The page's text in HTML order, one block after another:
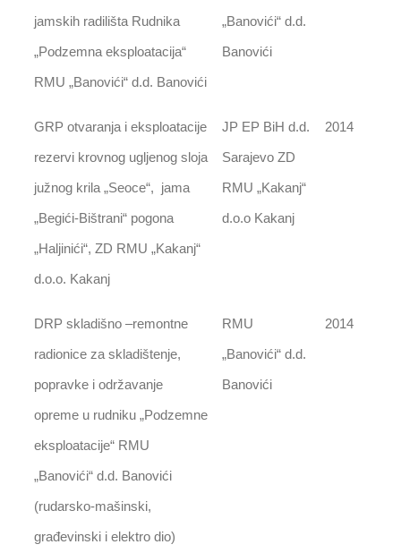
jamskih radilišta Rudnika
„Podzemna eksploatacija“
RMU „Banovići“ d.d. Banovići
„Banovići“ d.d.
Banovići
GRP otvaranja i eksploatacije
rezervi krovnog ugljenog sloja
južnog krila „Seoce“, jama
„Begići-Bištrani“ pogona
„Haljinići“, ZD RMU „Kakanj“
d.o.o. Kakanj
JP EP BiH d.d.
Sarajevo ZD
RMU „Kakanj“
d.o.o Kakanj
2014
DRP skladišno –remontne
radionice za skladištenje,
popravke i održavanje
opreme u rudniku „Podzemne
eksploatacije“ RMU
„Banovići“ d.d. Banovići
(rudarsko-mašinski,
građevinski i elektro dio)
RMU
„Banovići“ d.d.
Banovići
2014